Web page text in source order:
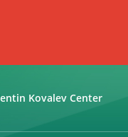
Kovalev Center